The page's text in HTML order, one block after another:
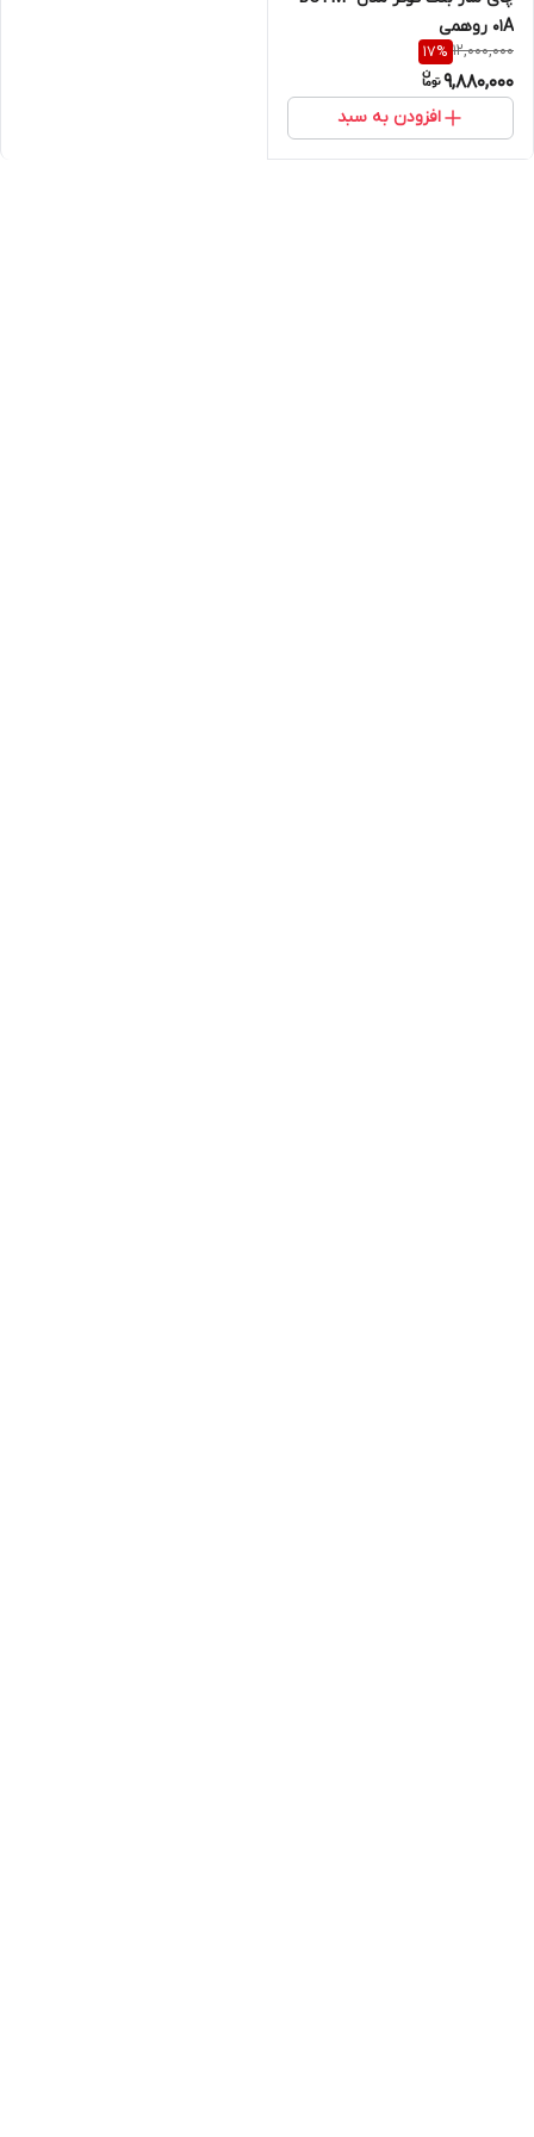
01A روهمی
12,000,000
17%
9,880,000
افزودن به سبد